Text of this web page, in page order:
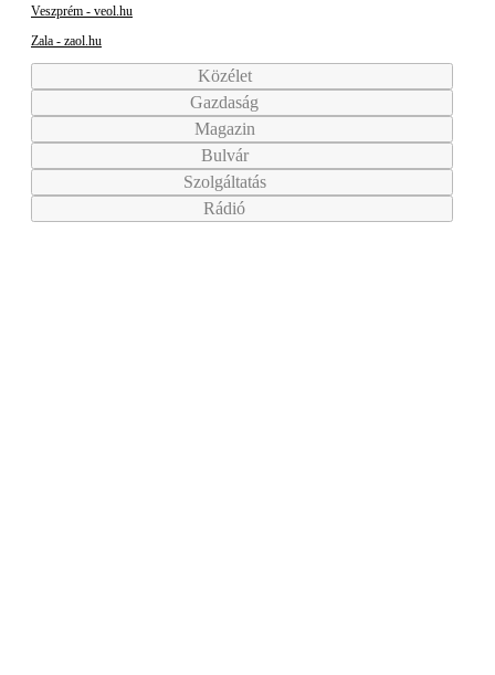
Veszprém - veol.hu
Zala - zaol.hu
Közélet
Gazdaság
Magazin
Bulvár
Szolgáltatás
Rádió